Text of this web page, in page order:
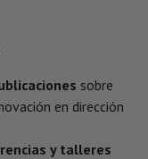
sobre
en dirección
y talleres